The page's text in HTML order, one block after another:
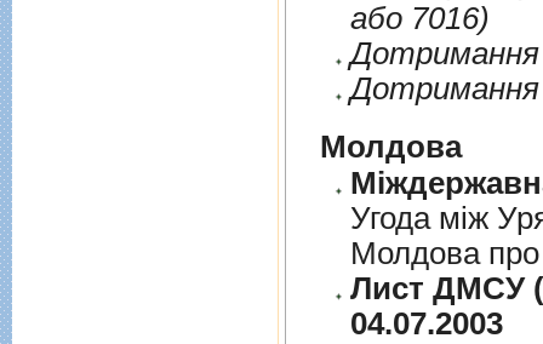
або 7016)
Дотримання
Дотримання
Молдова
Угода між
Молдова про
Лист ДМСУ
04.07.2003